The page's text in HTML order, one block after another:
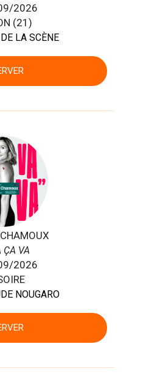
2026
(21)
LA SCÈNE
ÇA VA
2026
NOUGARO